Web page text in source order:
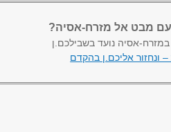
עם מבט אל מזרח-אסיה?
אסיה נועד בשבילכם.ן
– ונחזור אליכם.ן בהקדם